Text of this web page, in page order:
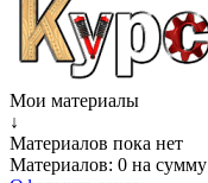
Мои материалы
↓
Материалов пока нет
Материалов: 0 на сумму